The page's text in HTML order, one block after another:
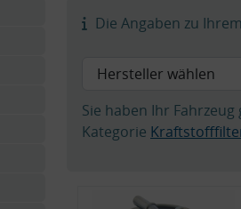
Die Angaben zu
Sie haben Ihr
Kategorie